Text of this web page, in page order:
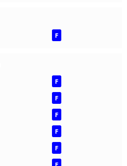
F
F
F
F
F
F